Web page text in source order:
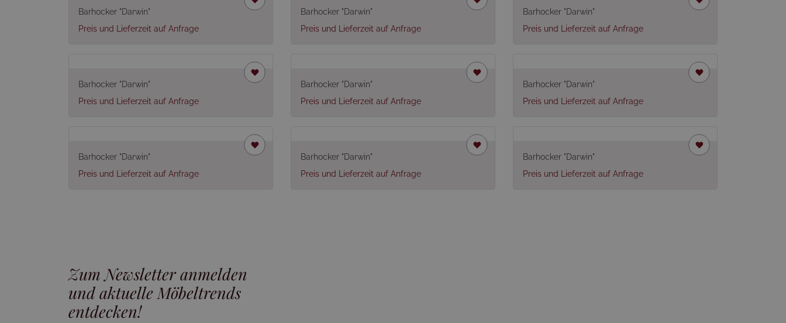
Barhocker "Darwin"
Preis und Lieferzeit auf Anfrage
Barhocker "Darwin"
Preis und Lieferzeit auf Anfrage
Barhocker "Darwin"
Preis und Lieferzeit auf Anfrage
Barhocker "Darwin"
Preis und Lieferzeit auf Anfrage
Barhocker "Darwin"
Preis und Lieferzeit auf Anfrage
Barhocker "Darwin"
Preis und Lieferzeit auf Anfrage
Barhocker "Darwin"
Preis und Lieferzeit auf Anfrage
Barhocker "Darwin"
Preis und Lieferzeit auf Anfrage
Barhocker "Darwin"
Preis und Lieferzeit auf Anfrage
Zum Newsletter anmelden
und aktuelle Möbeltrends
entdecken!